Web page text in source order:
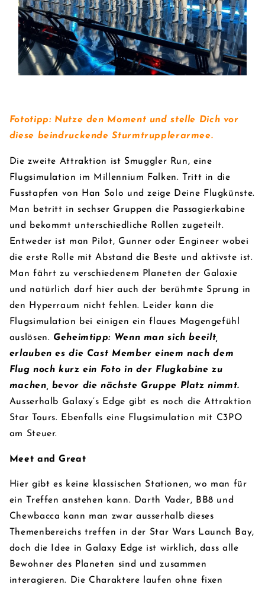
Fototipp: Nutze den Moment und stelle Dich vor
diese beindruckende Sturmtrupplerarmee.
Die zweite Attraktion ist Smuggler Run, eine
Flugsimulation im Millennium Falken. Tritt in die
Fusstapfen von Han Solo und zeige Deine Flugkünste.
Man betritt in sechser Gruppen die Passagierkabine
und bekommt unterschiedliche Rollen zugeteilt.
Entweder ist man Pilot, Gunner oder Engineer wobei
die erste Rolle mit Abstand die Beste und aktivste ist.
Man fährt zu verschiedenem Planeten der Galaxie
und natürlich darf hier auch der berühmte Sprung in
den Hyperraum nicht fehlen. Leider kann die
Flugsimulation bei einigen ein flaues Magengefühl
auslösen. Geheimtipp: Wenn man sich beeilt,
erlauben es die Cast Member einem nach dem
Flug noch kurz ein Foto in der Flugkabine zu
machen, bevor die nächste Gruppe Platz nimmt.
Ausserhalb Galaxy’s Edge gibt es noch die Attraktion
Star Tours. Ebenfalls eine Flugsimulation mit C3PO
am Steuer.
Meet and Great
Hier gibt es keine klassischen Stationen, wo man für
ein Treffen anstehen kann. Darth Vader, BB8 und
Chewbacca kann man zwar ausserhalb dieses
Themenbereichs treffen in der Star Wars Launch Bay,
doch die Idee in Galaxy Edge ist wirklich, dass alle
Bewohner des Planeten sind und zusammen
interagieren. Die Charaktere laufen ohne fixen